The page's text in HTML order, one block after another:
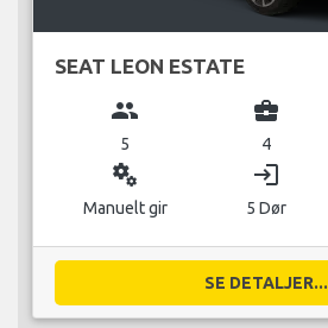
SEAT LEON ESTATE
group
5
business_center
4
miscellaneous_services
Manuelt gir
login
5 Dør
SE DETALJER...